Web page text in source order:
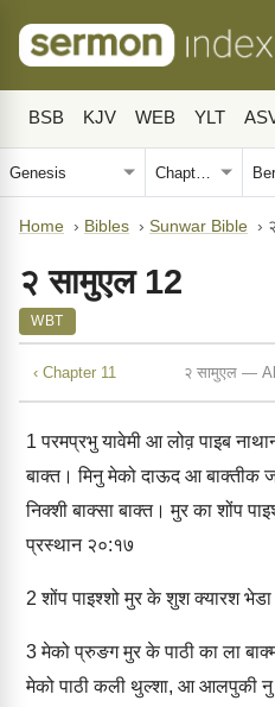
BSB KJV WEB YLT
Home › Bibles › Sunwar Bible ›
२ सामुएल 12
WBT
‹ Chapter 11 २ सामुएल —
1 परमप्रभु यावेमी आ लोव़ पाइब
बाक्‍त। मिनु मेको दाऊद आ बाक्‍तीक
निक्‍शी बाक्‍सा बाक्‍त। मुर का शोंप
प्रस्‍थान २०:१७
2 शोंप पाइश्‍शो मुर के शुश क्‍यारश भेडा
3मेको प्रुङग मुर के पाठी का ला
मेको पाठी कली थुल्‍शा, आ आलपुकी नु